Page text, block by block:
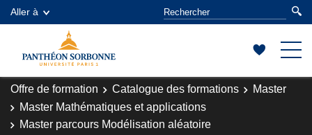
Aller à
Offre de formation Catalogue des formations
Master
Master Mathématiques et applications
Master parcours Modélisation aléatoire